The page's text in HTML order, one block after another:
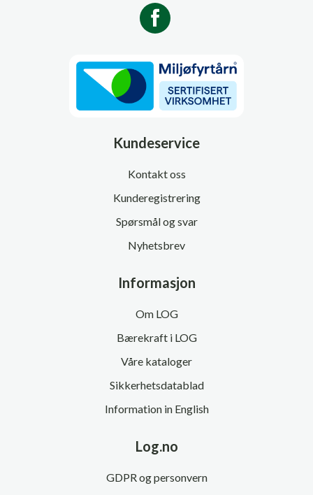
Kundeservice
Kontakt oss
Kunderegistrering
Spørsmål og svar
Nyhetsbrev
Informasjon
Om LOG
Bærekraft i LOG
Våre kataloger
Sikkerhetsdatablad
Information in English
Log.no
GDPR og personvern